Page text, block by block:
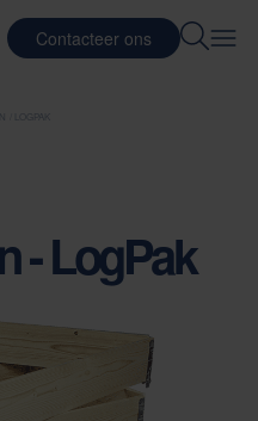
Contacteer ons
LOGPAK
- LogPak